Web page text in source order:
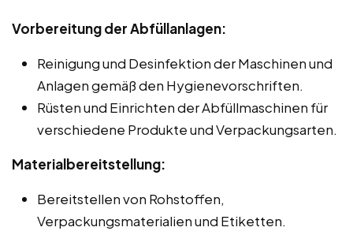
Vorbereitung der Abfüllanlagen:
Reinigung und Desinfektion der Maschinen und
Anlagen gemäß den Hygienevorschriften.
Rüsten und Einrichten der Abfüllmaschinen für
verschiedene Produkte und Verpackungsarten.
Materialbereitstellung:
Bereitstellen von Rohstoffen,
Verpackungsmaterialien und Etiketten.